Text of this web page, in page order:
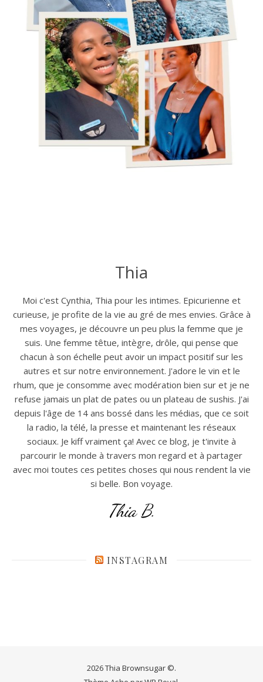
Thia
Moi c'est Cynthia, Thia pour les intimes. Epicurienne et
curieuse, je profite de la vie au gré de mes envies. Grâce à
mes voyages, je découvre un peu plus la femme que je
suis. Une femme têtue, intègre, drôle, qui pense que
chacun à son échelle peut avoir un impact positif sur les
autres et sur notre environnement. J'adore le vin et le
rhum, que je consomme avec modération bien sur et je ne
refuse jamais un plat de pates ou un plateau de sushis. J'ai
depuis l'âge de 14 ans bossé dans les médias, que ce soit
la radio, la télé, la presse et maintenant les réseaux
sociaux. Je kiff vraiment ça! Avec ce blog, je t'invite à
parcourir le monde à travers mon regard et à partager
avec moi toutes ces petites choses qui nous rendent la vie
si belle. Bon voyage.
Thia B.
INSTAGRAM
2026 Thia Brownsugar ©.